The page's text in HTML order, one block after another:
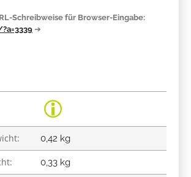
Schreibweise für Browser-Eingabe:
➔
0,42 kg
0,33 kg